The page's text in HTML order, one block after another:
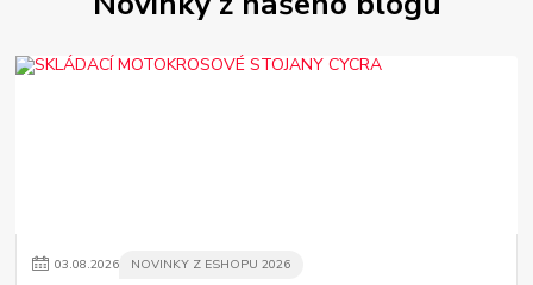
03.08.2026 NOVINKY Z ESHOPU 2026